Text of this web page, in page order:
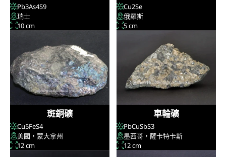
Pb3As4S9
瑞士
10 cm
Cu2Se
俄羅斯
5 cm
斑銅礦
Cu5FeS4
美國，蒙大拿州
12 cm
車輪礦
PbCuSbS3
墨西哥，薩卡特卡斯
12 cm